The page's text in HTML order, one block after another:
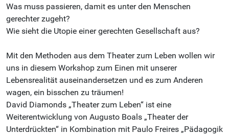
Was muss passieren, damit es unter den Menschen
gerechter zugeht?
Wie sieht die Utopie einer gerechten Gesellschaft aus?
Mit den Methoden aus dem Theater zum Leben wollen wir
uns in diesem Workshop zum Einen mit unserer
Lebensrealität auseinandersetzen und es zum Anderen
wagen, ein bisschen zu träumen!
David Diamonds „Theater zum Leben“ ist eine
Weiterentwicklung von Augusto Boals „Theater der
Unterdrückten“ in Kombination mit Paulo Freires „Pädagogik